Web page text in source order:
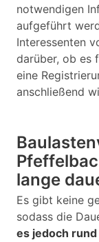
notwendigen
aufgeführt
Interessenten
darüber, ob es
eine
anschließend
lange
Es gibt keine
sodass die
es jedoch